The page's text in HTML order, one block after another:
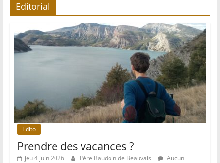
Editorial
Edito
Prendre des vacances ?
jeu 4 juin 2026 Père Baudoin de Beauvais
Aucun